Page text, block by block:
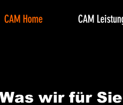
CAM Home CAM
Was wir für